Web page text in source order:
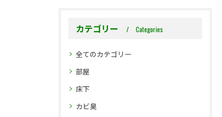
カテゴリー Categories
全てのカテゴリー
部屋
床下
カビ臭